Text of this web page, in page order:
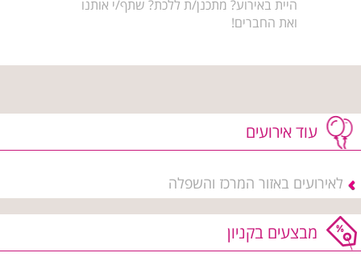
היית באירוע? מתכנן/ת ללכת? שתף/י אותנו
ואת החברים!
עוד אירועים
לאירועים באזור המרכז והשפלה
מבצעים בקניון